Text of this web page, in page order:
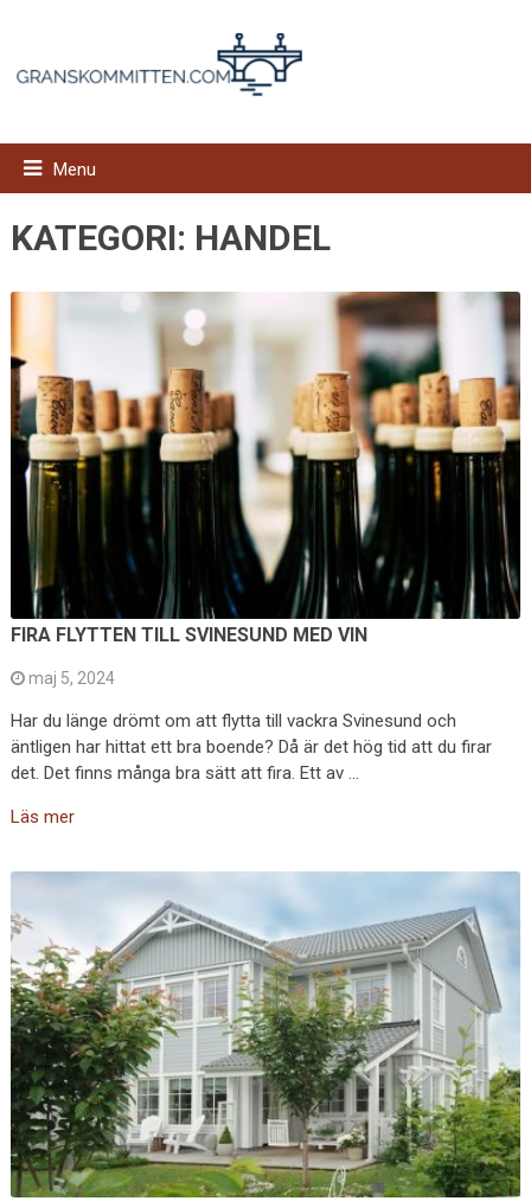
Menu
KATEGORI: HANDEL
FIRA FLYTTEN TILL SVINESUND MED VIN
maj 5, 2024
Har du länge drömt om att flytta till vackra Svinesund och
äntligen har hittat ett bra boende? Då är det hög tid att du firar
det. Det finns många bra sätt att fira. Ett av …
Läs mer